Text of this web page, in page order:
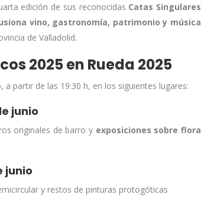
edición de sus reconocidas Catas Singulares
vino, gastronomía, patrimonio y música
de Valladolid.
2025 en Rueda 2025
partir de las 19:30 h, en los siguientes lugares:
junio
originales de barro y exposiciones sobre flora
junio
y restos de pinturas protogóticas